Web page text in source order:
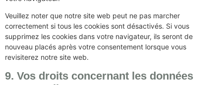
Veuillez noter que notre site web peut ne pas marcher
correctement si tous les cookies sont désactivés. Si vous
supprimez les cookies dans votre navigateur, ils seront de
nouveau placés après votre consentement lorsque vous
revisiterez notre site web.
9. Vos droits concernant les données